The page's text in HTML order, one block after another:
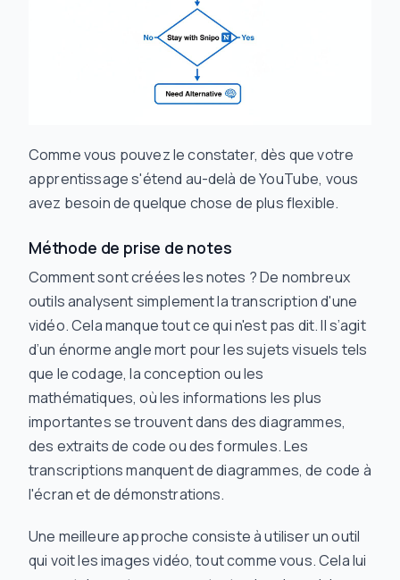
Comme vous pouvez le constater, dès que votre
apprentissage s'étend au-delà de YouTube, vous
avez besoin de quelque chose de plus flexible.
Méthode de prise de notes
Comment sont créées les notes ? De nombreux
outils analysent simplement la transcription d'une
vidéo. Cela manque tout ce qui n'est pas dit. Il s’agit
d’un énorme angle mort pour les sujets visuels tels
que le codage, la conception ou les
mathématiques, où les informations les plus
importantes se trouvent dans des diagrammes,
des extraits de code ou des formules. Les
transcriptions manquent de diagrammes, de code à
l'écran et de démonstrations.
Une meilleure approche consiste à utiliser un outil
qui voit les images vidéo, tout comme vous. Cela lui